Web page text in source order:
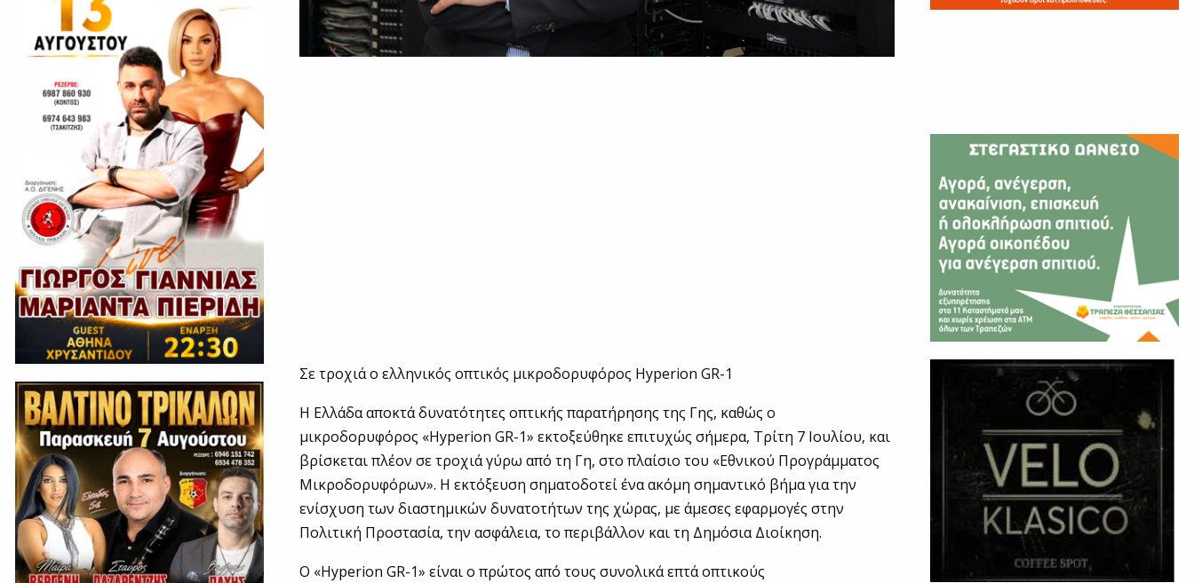
Σε τροχιά ο ελληνικός οπτικός μικροδορυφόρος Hyperion GR-1
Η Ελλάδα αποκτά δυνατότητες οπτικής παρατήρησης της Γης, καθώς ο
μικροδορυφόρος «Hyperion GR-1» εκτοξεύθηκε επιτυχώς σήμερα, Τρίτη 7 Ιουλίου, και
βρίσκεται πλέον σε τροχιά γύρω από τη Γη, στο πλαίσιο του «Εθνικού Προγράμματος
Μικροδορυφόρων». Η εκτόξευση σηματοδοτεί ένα ακόμη σημαντικό βήμα για την
ενίσχυση των διαστημικών δυνατοτήτων της χώρας, με άμεσες εφαρμογές στην
Πολιτική Προστασία, την ασφάλεια, το περιβάλλον και τη Δημόσια Διοίκηση.
Ο «Hyperion GR-1» είναι ο πρώτος από τους συνολικά επτά οπτικούς